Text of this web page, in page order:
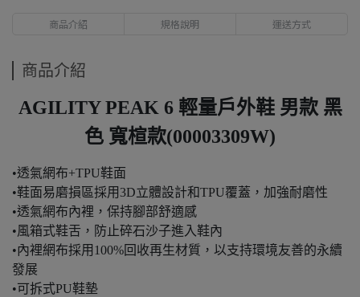
商品介紹 規格說明 運送方式
商品介紹
AGILITY PEAK 6 輕量戶外鞋 男款 黑
色 寬楦款(00003309W)
•透氣網布+TPU鞋面
•鞋面易磨損區採用3D立體設計和TPU覆蓋，加強耐磨性
•透氣網布內裡，保持腳部舒適感
•風箱式鞋舌，防止碎石沙子進入鞋內
•內裡網布採用100%回收再生材質，以支持環境友善的永續
發展
•可拆式PU鞋墊